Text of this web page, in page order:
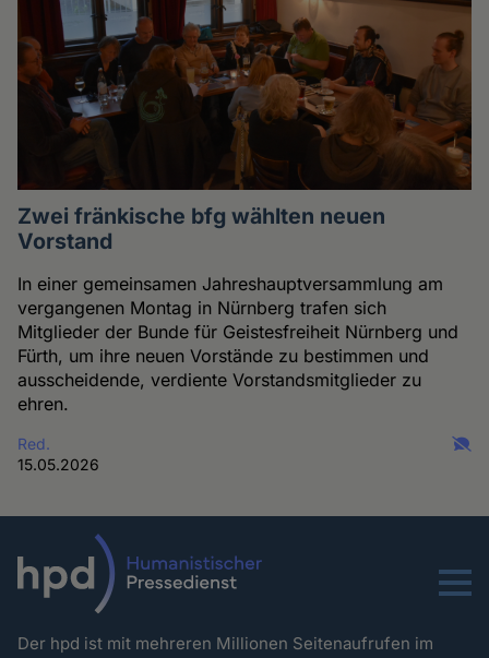
Zwei fränkische bfg wählten neuen
Vorstand
In einer gemeinsamen Jahreshauptversammlung am
vergangenen Montag in Nürnberg trafen sich
Mitglieder der Bunde für Geistesfreiheit Nürnberg und
Fürth, um ihre neuen Vorstände zu bestimmen und
ausscheidende, verdiente Vorstandsmitglieder zu
ehren.
Red.
15.05.2026
Menu
Der hpd ist mit mehreren Millionen Seitenaufrufen im